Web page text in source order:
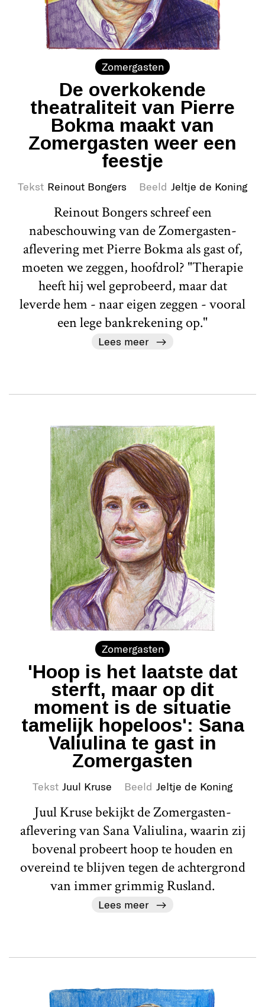
Zomergasten
De overkokende
theatraliteit van Pierre
Bokma maakt van
Zomergasten weer een
feestje
Tekst Reinout Bongers Beeld Jeltje de Koning
Reinout Bongers schreef een
nabeschouwing van de Zomergasten-
aflevering met Pierre Bokma als gast of,
moeten we zeggen, hoofdrol? "Therapie
heeft hij wel geprobeerd, maar dat
leverde hem - naar eigen zeggen - vooral
een lege bankrekening op."
Lees meer
Zomergasten
'Hoop is het laatste dat
sterft, maar op dit
moment is de situatie
tamelijk hopeloos': Sana
Valiulina te gast in
Zomergasten
Tekst Juul Kruse Beeld Jeltje de Koning
Juul Kruse bekijkt de Zomergasten-
aflevering van Sana Valiulina, waarin zij
bovenal probeert hoop te houden en
overeind te blijven tegen de achtergrond
van immer grimmig Rusland.
Lees meer